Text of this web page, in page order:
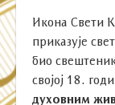
Икона Свети
приказује
био
својој 18.
духовним